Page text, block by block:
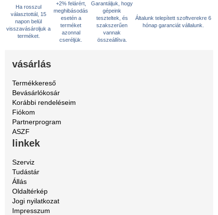
Ha rosszul
választottál, 15
napon belül
visszavásároljuk a
terméket.
+2% felárért,
meghibásodás
esetén a
terméket
azonnal
cseréljük.
Garantáljuk, hogy
gépeink
teszteltek, és
szakszerűen
vannak
összeállítva.
Általunk telepített szoftverekre 6
hónap garanciát vállalunk.
vásárlás
Termékkereső
Bevásárlókosár
Korábbi rendeléseim
Fiókom
Partnerprogram
ASZF
linkek
Szerviz
Tudástár
Állás
Oldaltérkép
Jogi nyilatkozat
Impresszum